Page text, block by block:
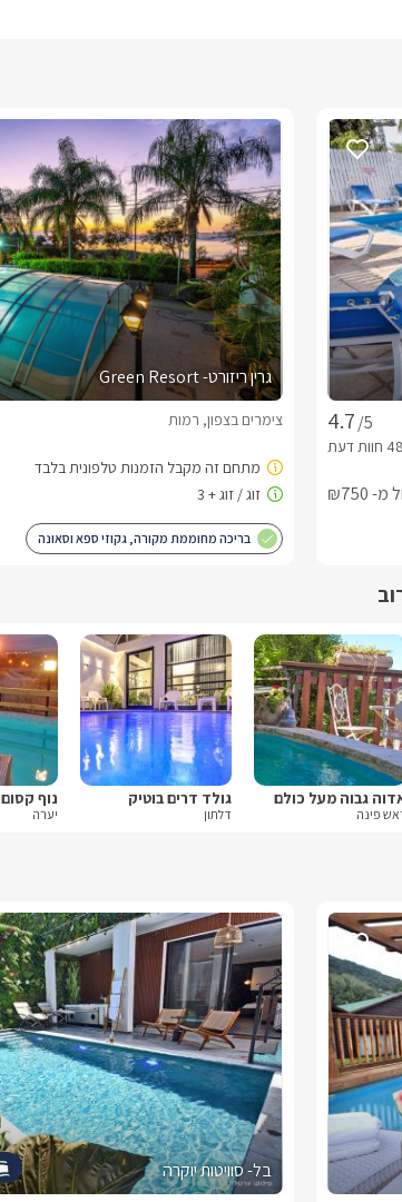
/5
₪750
גרין ריזורט- Green Resort
צימרים בצפון, רמות
בריכה מחוממת מקורה, גקוזי ספא וסאונה
גבוה מעל כולם
פינה
גולד דרים בוטיק
דלתון
נוף קסום
יערה
בל- סוויטות יוקרה